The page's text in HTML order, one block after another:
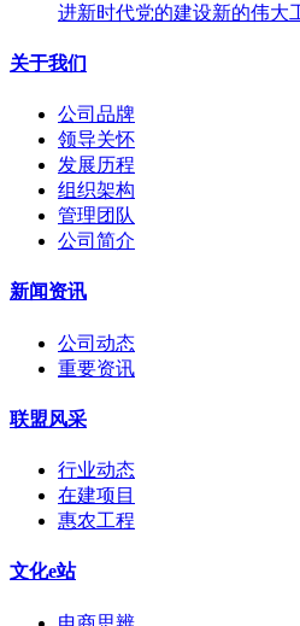
进新时代党的建设新的伟大
关于我们
公司品牌
领导关怀
发展历程
组织架构
管理团队
公司简介
新闻资讯
公司动态
重要资讯
联盟风采
行业动态
在建项目
惠农工程
文化e站